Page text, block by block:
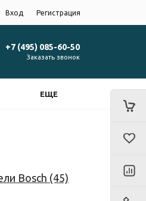
Вход Регистрация
+7 (495) 085-60-50
Заказать звонок
ЕЩЕ
Bosch (45)